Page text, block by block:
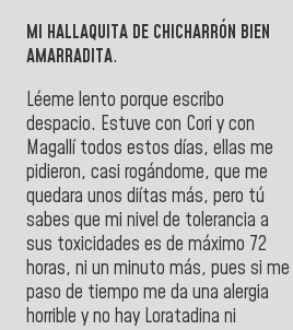
MI HALLAQUITA DE CHICHARRÓN BIEN
AMARRADITA.
Léeme lento porque escribo
despacio. Estuve con Cori y con
Magallí todos estos días, ellas me
pidieron, casi rogándome, que me
quedara unos diítas más, pero tú
sabes que mi nivel de tolerancia a
sus toxicidades es de máximo 72
horas, ni un minuto más, pues si me
paso de tiempo me da una alergia
horrible y no hay Loratadina ni